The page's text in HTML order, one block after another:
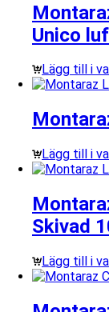
Unico
Lägg till i
Lägg till i
Skivad
Lägg till i